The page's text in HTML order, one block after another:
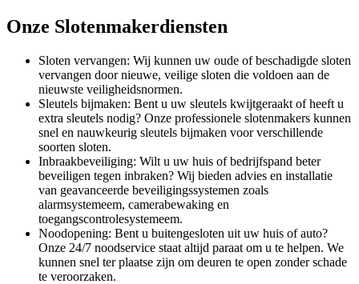
Onze Slotenmakerdiensten
Sloten vervangen: Wij kunnen uw oude of beschadigde sloten
vervangen door nieuwe, veilige sloten die voldoen aan de
nieuwste veiligheidsnormen.
Sleutels bijmaken: Bent u uw sleutels kwijtgeraakt of heeft u
extra sleutels nodig? Onze professionele slotenmakers kunnen
snel en nauwkeurig sleutels bijmaken voor verschillende
soorten sloten.
Inbraakbeveiliging: Wilt u uw huis of bedrijfspand beter
beveiligen tegen inbraken? Wij bieden advies en installatie
van geavanceerde beveiligingssystemen zoals
alarmsystemeem, camerabewaking en
toegangscontrolesystemeem.
Noodopening: Bent u buitengesloten uit uw huis of auto?
Onze 24/7 noodservice staat altijd paraat om u te helpen. We
kunnen snel ter plaatse zijn om deuren te open zonder schade
te veroorzaken.